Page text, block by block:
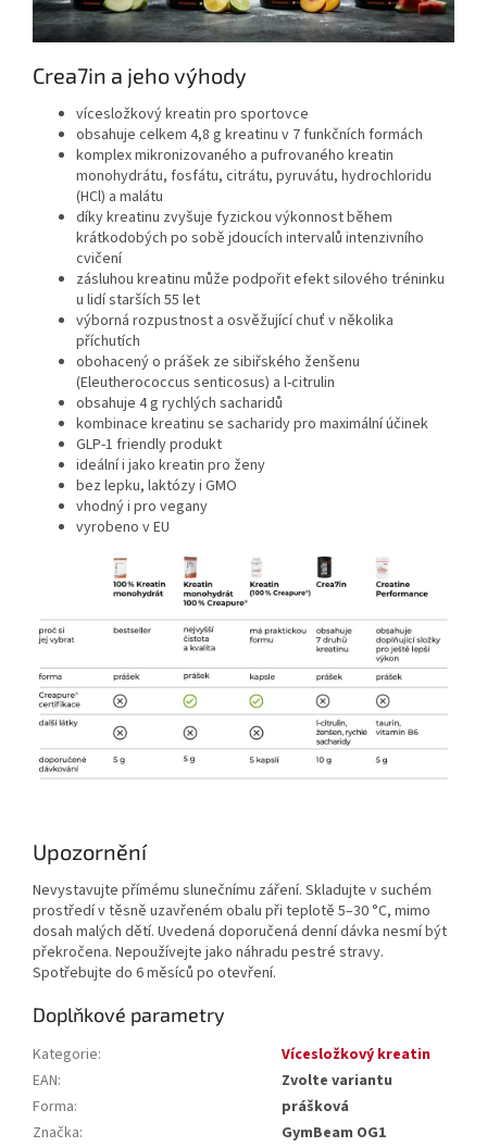
Crea7in a jeho výhody
vícesložkový kreatin pro sportovce
obsahuje celkem 4,8 g kreatinu v 7 funkčních formách
komplex mikronizovaného a pufrovaného kreatin
monohydrátu, fosfátu, citrátu, pyruvátu, hydrochloridu
(HCl) a malátu
díky kreatinu zvyšuje fyzickou výkonnost během
krátkodobých po sobě jdoucích intervalů intenzivního
cvičení
zásluhou kreatinu může podpořit efekt silového tréninku
u lidí starších 55 let
výborná rozpustnost a osvěžující chuť v několika
příchutích
obohacený o prášek ze sibiřského ženšenu
(Eleutherococcus senticosus) a l-citrulin
obsahuje 4 g rychlých sacharidů
kombinace kreatinu se sacharidy pro maximální účinek
GLP-1 friendly produkt
ideální i jako kreatin pro ženy
bez lepku, laktózy i GMO
vhodný i pro vegany
vyrobeno v EU
Upozornění
Nevystavujte přímému slunečnímu záření. Skladujte v suchém
prostředí v těsně uzavřeném obalu při teplotě 5–30 °C, mimo
dosah malých dětí. Uvedená doporučená denní dávka nesmí být
překročena. Nepoužívejte jako náhradu pestré stravy.
Spotřebujte do 6 měsíců po otevření.
Doplňkové parametry
Kategorie:
Vícesložkový kreatin
EAN:
Zvolte variantu
Forma:
prášková
Značka:
GymBeam OG1